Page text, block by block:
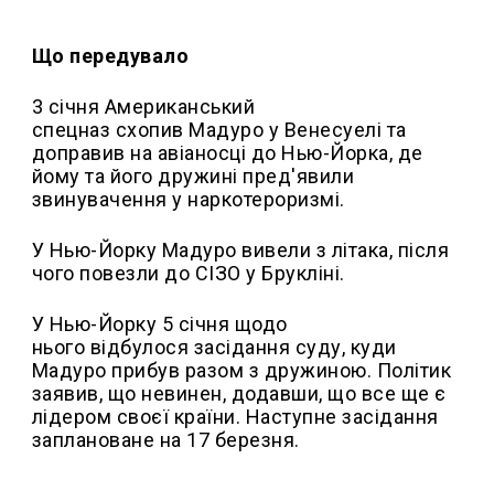
Що передувало
3 січня Американський
спецназ схопив Мадуро у Венесуелі та
доправив на авіаносці до Нью-Йорка, де
йому та його дружині пред'явили
звинувачення у наркотероризмі.
У Нью-Йорку Мадуро вивели з літака, після
чого повезли до СІЗО у Брукліні.
У Нью-Йорку 5 січня щодо
нього відбулося засідання суду, куди
Мадуро прибув разом з дружиною. Політик
заявив, що невинен, додавши, що все ще є
лідером своєї країни. Наступне засідання
заплановане на 17 березня.